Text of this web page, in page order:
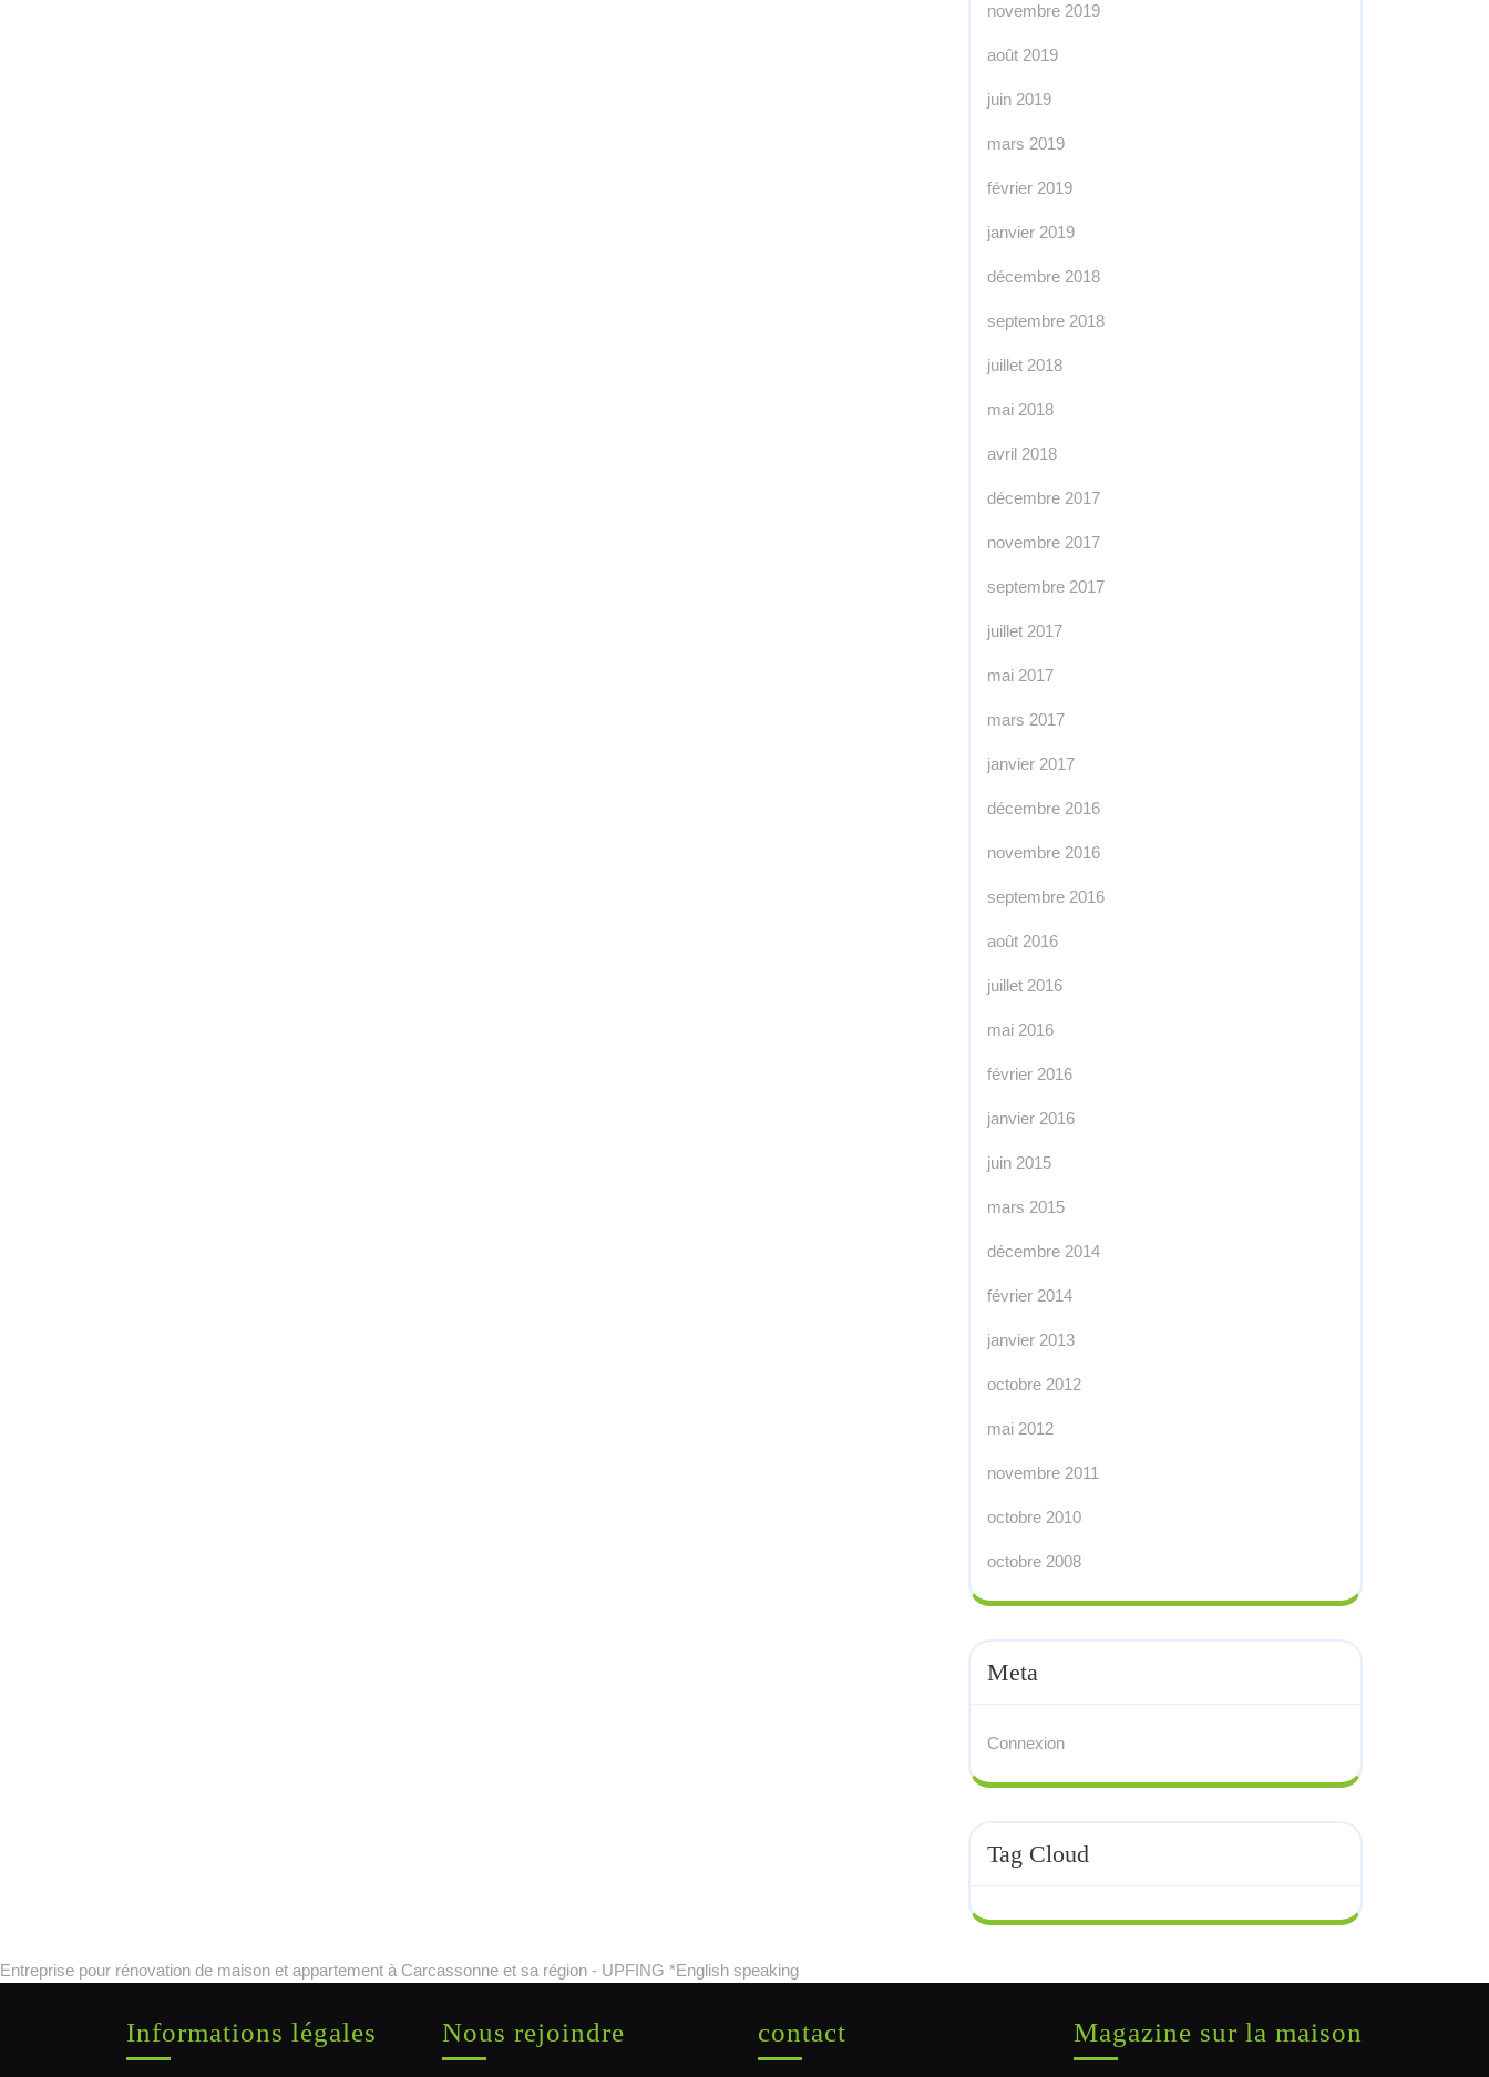
novembre 2019
août 2019
juin 2019
mars 2019
février 2019
janvier 2019
décembre 2018
septembre 2018
juillet 2018
mai 2018
avril 2018
décembre 2017
novembre 2017
septembre 2017
juillet 2017
mai 2017
mars 2017
janvier 2017
décembre 2016
novembre 2016
septembre 2016
août 2016
juillet 2016
mai 2016
février 2016
janvier 2016
juin 2015
mars 2015
décembre 2014
février 2014
janvier 2013
octobre 2012
mai 2012
novembre 2011
octobre 2010
octobre 2008
Meta
Connexion
Tag Cloud
Entreprise pour rénovation de maison et appartement à Carcassonne et sa région - UPFING *English speaking
Informations légales Nous rejoindre contact Magazine sur la maison